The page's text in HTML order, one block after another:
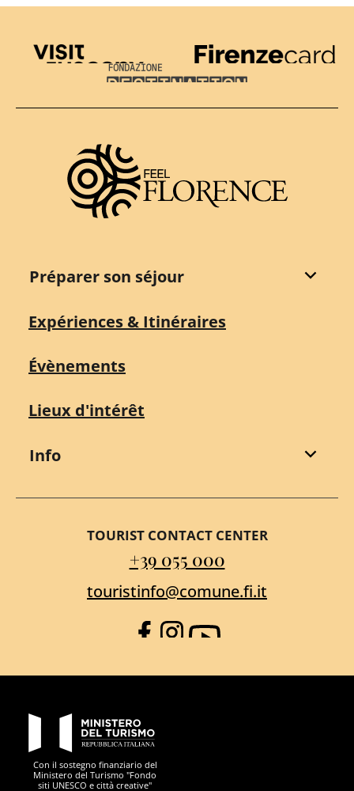
Visit Tuscany
Firenze Card
Destination Florence
Préparer son séjour
Expériences & Itinéraires
Évènements
Lieux d'intérêt
Info
TOURIST CONTACT CENTER
+39 055 000
touristinfo@comune.fi.it
Facebook
Instagram
YouTube
Con il sostegno finanziario del
Ministero del Turismo "Fondo
siti UNESCO e città creative"